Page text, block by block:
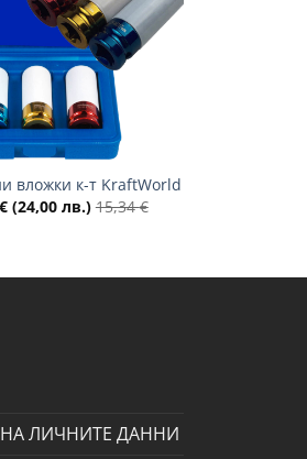
желани
вложки к-т KraftWorld
€ (24,00 лв.) 15,34€
ЛИЧНИТЕ ДАННИ